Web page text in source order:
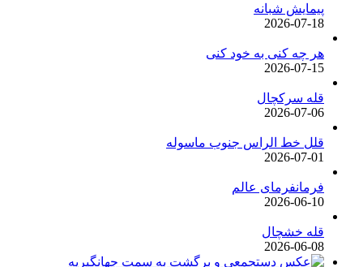
پیمایش شبانه
2026-07-18
هر چه کنی به خود کنی
2026-07-15
قله سرکچال
2026-07-06
قلل خط الراس جنوب ماسوله
2026-07-01
فرمانفرمای عالم
2026-06-10
قله خشچال
2026-06-08